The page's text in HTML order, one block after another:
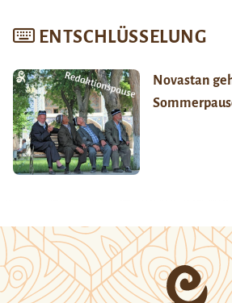
ENTSCHLÜSSELUNG
Novastan